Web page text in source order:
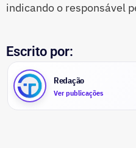
indicando o responsável
Escrito por:
Redação
Ver publicações